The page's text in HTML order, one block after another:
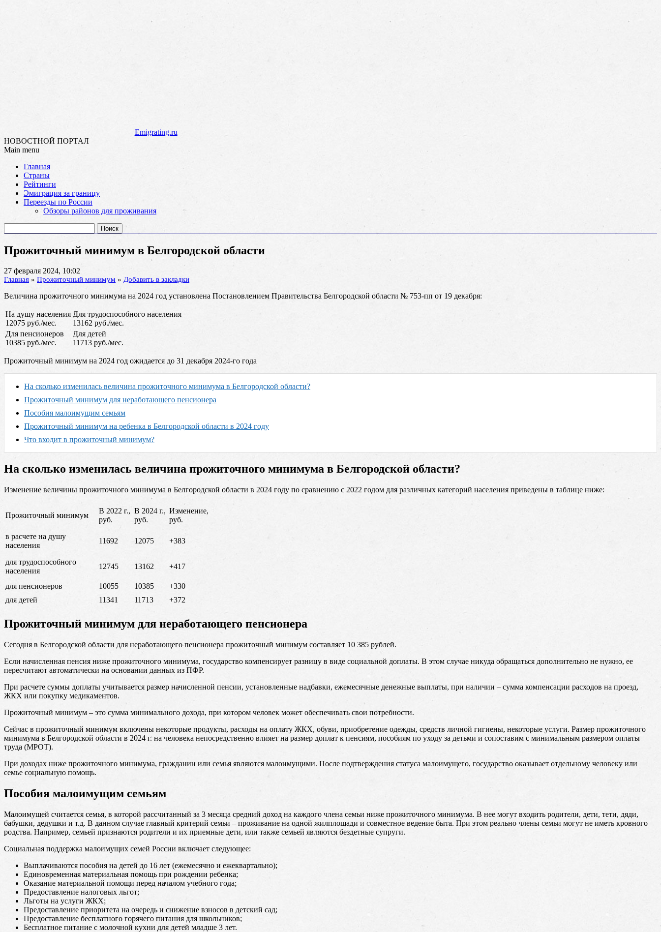
Emigrating.ru
НОВОСТНОЙ ПОРТАЛ
Main menu
content
Главная
Страны
Рейтинги
Эмиграция за границу
Переезды по России
Обзоры районов для проживания
Прожиточный минимум в Белгородской области
27 февраля 2024, 10:02
Главная » Прожиточный минимум » Добавить в закладки
Величина прожиточного минимума на 2024 год установлена Постановлением Правительства Белгородской области № 753-пп от 19 декабря:
На душу населения
12075 руб./мес.
Для трудоспособного населения
13162 руб./мес.
Для пенсионеров
10385 руб./мес.
Для детей
11713 руб./мес.
Прожиточный минимум на 2024 год ожидается до 31 декабря 2024-го года
На сколько изменилась величина прожиточного минимума в Белгородской области?
Прожиточный минимум для неработающего пенсионера
Пособия малоимущим семьям
Прожиточный минимум на ребенка в Белгородской области в 2024 году
Что входит в прожиточный минимум?
На сколько изменилась величина прожиточного минимума в Белгородской области?
Изменение величины прожиточного минимума в Белгородской области в 2024 году по сравнению с 2022 годом для различных категорий населения приведены в таблице ниже:
Прожиточный минимум
В 2022 г.,
руб.
В 2024 г.,
руб.
Изменение,
руб.
в расчете на душу
населения
11692 12075 +383
для трудоспособного
населения
12745 13162 +417
для пенсионеров 10055 10385
+330
для детей
11341 11713 +372
Прожиточный минимум для неработающего пенсионера
Сегодня в Белгородской области для неработающего пенсионера прожиточный минимум составляет 10 385 рублей.
Если начисленная пенсия ниже прожиточного минимума, государство компенсирует разницу в виде социальной доплаты. В этом случае никуда обращаться дополнительно не нужно, ее
пересчитают автоматически на основании данных из ПФР.
При расчете суммы доплаты учитывается размер начисленной пенсии, установленные надбавки, ежемесячные денежные выплаты, при наличии – сумма компенсации расходов на проезд,
ЖКХ или покупку медикаментов.
Прожиточный минимум – это сумма минимального дохода, при котором человек может обеспечивать свои потребности.
Сейчас в прожиточный минимум включены некоторые продукты, расходы на оплату ЖКХ, обуви, приобретение одежды, средств личной гигиены, некоторые услуги. Размер прожиточного
минимума в Белгородской области в 2024 г. на человека непосредственно влияет на размер доплат к пенсиям, пособиям по уходу за детьми и сопоставим с минимальным размером оплаты
труда (МРОТ).
При доходах ниже прожиточного минимума, гражданин или семья являются малоимущими. После подтверждения статуса малоимущего, государство оказывает отдельному человеку или
семье социальную помощь.
Пособия малоимущим семьям
Малоимущей считается семья, в которой рассчитанный за 3 месяца средний доход на каждого члена семьи ниже прожиточного минимума. В нее могут входить родители, дети, тети, дяди,
бабушки, дедушки и т.д. В данном случае главный критерий семьи – проживание на одной жилплощади и совместное ведение быта. При этом реально члены семьи могут не иметь кровного
родства. Например, семьей признаются родители и их приемные дети, или также семьей являются бездетные супруги.
Социальная поддержка малоимущих семей России включает следующее:
Выплачиваются пособия на детей до 16 лет (ежемесячно и ежеквартально);
Единовременная материальная помощь при рождении ребенка;
Оказание материальной помощи перед началом учебного года;
Предоставление налоговых льгот;
Льготы на услуги ЖКХ;
Предоставление приоритета на очередь и снижение взносов в детский сад;
Предоставление бесплатного горячего питания для школьников;
Бесплатное питание с молочной кухни для детей младше 3 лет.